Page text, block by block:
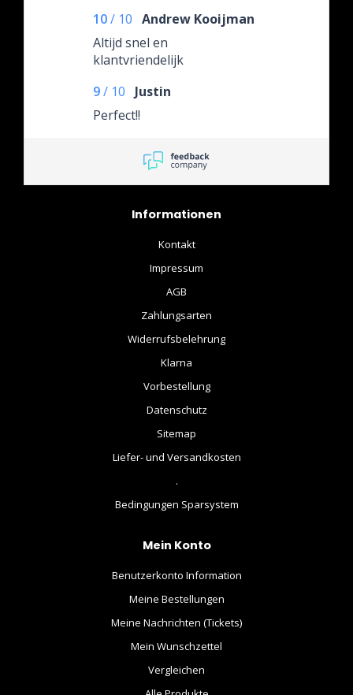
10/ 10 Andrew Kooijman
Altijd snel en
klantvriendelijk
9/ 10
Justin
Perfect!!
Informationen
Kontakt
Impressum
AGB
Zahlungsarten
Widerrufsbelehrung
Klarna
Vorbestellung
Datenschutz
Sitemap
Liefer- und Versandkosten
.
Bedingungen Sparsystem
Mein Konto
Benutzerkonto Information
Meine Bestellungen
Meine Nachrichten (Tickets)
Mein Wunschzettel
Vergleichen